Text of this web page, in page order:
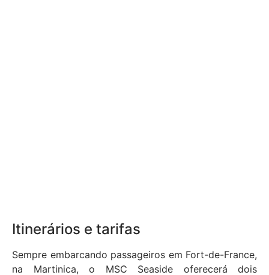
Itinerários e tarifas
Sempre embarcando passageiros em Fort-de-France,
na Martinica, o MSC Seaside oferecerá dois